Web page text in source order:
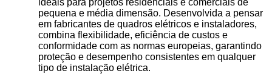
pequena e média dimensão. Desenvolvida a pensar
em fabricantes de quadros elétricos e instaladores,
combina flexibilidade, eficiência de custos e
conformidade com as normas europeias, garantindo
proteção e desempenho consistentes em qualquer
tipo de instalação elétrica.